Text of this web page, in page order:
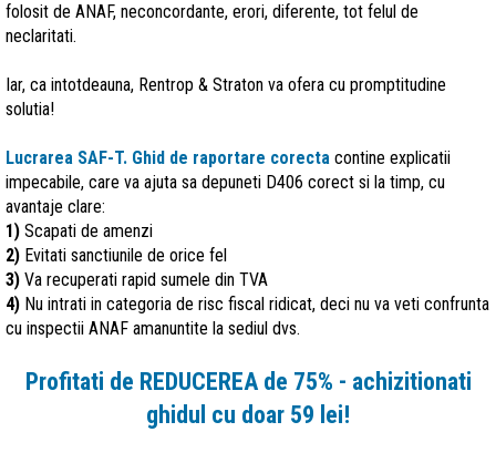
folosit de ANAF, neconcordante, erori, diferente, tot felul de
neclaritati.
Iar, ca intotdeauna, Rentrop & Straton va ofera cu promptitudine
solutia!
Lucrarea SAF-T. Ghid de raportare corecta contine explicatii
impecabile, care va ajuta sa depuneti D406 corect si la timp, cu
avantaje clare:
1) Scapati de amenzi
2) Evitati sanctiunile de orice fel
3) Va recuperati rapid sumele din TVA
4) Nu intrati in categoria de risc fiscal ridicat, deci nu va veti confrunta
cu inspectii ANAF amanuntite la sediul dvs.
Profitati de REDUCEREA de 75% - achizitionati
ghidul cu doar 59 lei!